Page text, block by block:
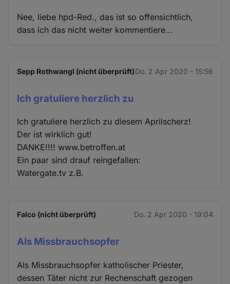
Nee, liebe hpd-Red., das ist so offensichtlich,
dass ich das nicht weiter kommentiere...
Sepp Rothwangl (nicht überprüft)Do. 2 Apr 2020 - 15:56
Ich gratuliere herzlich zu
Ich gratuliere herzlich zu diesem Aprilscherz!
Der ist wirklich gut!
DANKE!!!! www.betroffen.at
Ein paar sind drauf reingefallen:
Watergate.tv z.B.
Falco (nicht überprüft) Do. 2 Apr 2020 - 19:04
Als Missbrauchsopfer
Als Missbrauchsopfer katholischer Priester,
dessen Täter nicht zur Rechenschaft gezogen